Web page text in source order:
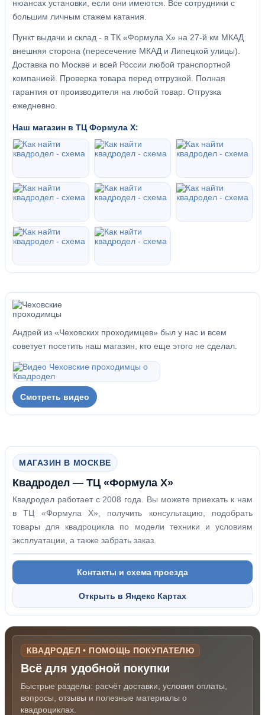
нюансах установки, если они имеются. Все сотрудники с
большим личным стажем катания.
Пункт выдачи и склад - в ТК «Формула X» на 27-й км МКАД
внешняя сторона (пересечение МКАД и Липецкой улицы).
Доставка по Москве и всей России любой транспортной
компанией. Проверка товара перед отгрузкой. Полная
гарантия от производителя на любой товар. Отгрузка
ежедневно.
Наш магазин в ТЦ Формула Х:
Андрей из «Чеховских проходимцев» был у нас и всем
советует посетить наш магазин, кто еще этого не сделал.
Смотреть видео
МАГАЗИН В МОСКВЕ
Квадродел — ТЦ «Формула Х»
Квадродел работает с 2008 года. Вы можете приехать к нам
в ТЦ «Формула Х», получить консультацию, подобрать
товары для квадроцикла по модели техники и условиям
эксплуатации, а также забрать заказ.
Контакты и схема проезда
Открыть в Яндекс Картах
КВАДРОДЕЛ • ПОМОЩЬ ПОКУПАТЕЛЮ
Всё для удобной покупки
Быстрые разделы: расчёт доставки, условия оплаты,
вопросы, отзывы и полезные материалы о
квадроциклах.